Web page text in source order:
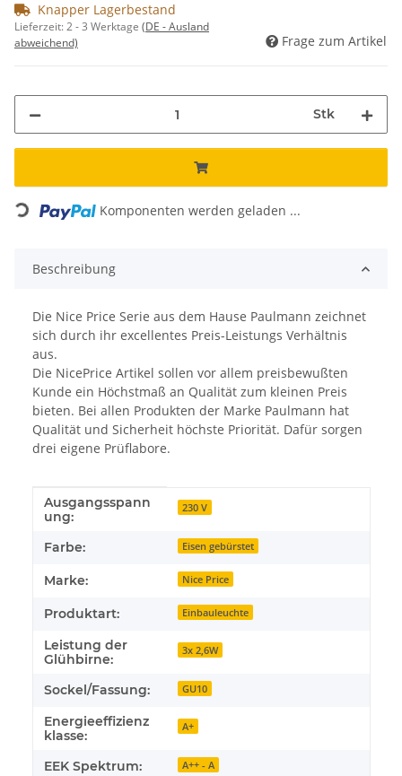
Knapper Lagerbestand
Lieferzeit:2 - 3 Werktage (DE - Ausland
abweichend)
Frage zum Artikel
Stk
Loading... Komponenten werden geladen ...
Beschreibung
Die Nice Price Serie aus dem Hause Paulmann zeichnet
sich durch ihr excellentes Preis-Leistungs Verhältnis
aus.
Die NicePrice Artikel sollen vor allem preisbewußten
Kunde ein Höchstmaß an Qualität zum kleinen Preis
bieten. Bei allen Produkten der Marke Paulmann hat
Qualität und Sicherheit höchste Priorität. Dafür sorgen
drei eigene Prüflabore.
Produkteigenschaft
Wert
Ausgangsspann
ung:
230 V
Farbe: Eisen gebürstet
Marke: Nice Price
Produktart: Einbauleuchte
Leistung der
Glühbirne:
3x 2,6W
Sockel/Fassung: GU10
Energieeffizienz
klasse:
A+
EEK Spektrum: A++ - A